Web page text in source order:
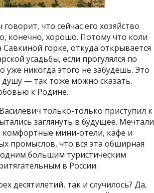
что сейчас его хозяйство
конечно, хорошо. Потому что коли
горке, откуда открывается
усадьбы, если прогулялся по
никогда этого не забудешь. Это
— так тоже можно сказать.
к Родине.
только-только приступил к
заглянуть в будущее. Мечтали
комфортные мини-отели, кафе и
промыслов, что вся эта обширная
большим туристическим
в России.
десятилетий, так и случилось? Да,